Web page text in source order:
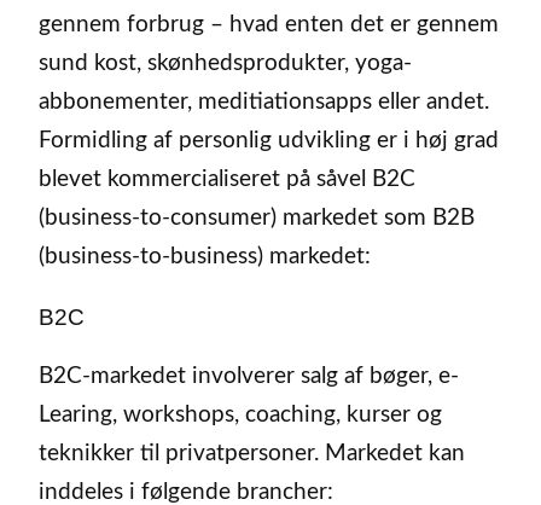
gennem forbrug – hvad enten det er gennem
sund kost, skønhedsprodukter, yoga-
abbonementer, meditiationsapps eller andet.
Formidling af personlig udvikling er i høj grad
blevet kommercialiseret på såvel B2C
(business-to-consumer) markedet som B2B
(business-to-business) markedet:
B2C
B2C-markedet involverer salg af bøger, e-
Learing, workshops, coaching, kurser og
teknikker til privatpersoner. Markedet kan
inddeles i følgende brancher: